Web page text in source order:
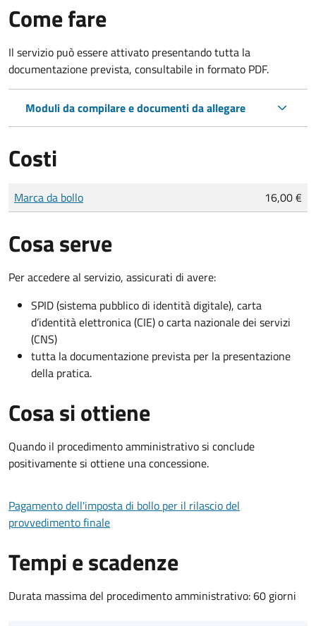
Come fare
Il servizio può essere attivato presentando tutta la
documentazione prevista, consultabile in formato PDF.
Moduli da compilare e documenti da allegare
Costi
Tipo di pagamento
Importo
Marca da bollo 16,00 €
Cosa serve
Per accedere al servizio, assicurati di avere:
SPID (sistema pubblico di identità digitale), carta
d’identità elettronica (CIE) o carta nazionale dei servizi
(CNS)
tutta la documentazione prevista per la presentazione
della pratica.
Cosa si ottiene
Quando il procedimento amministrativo si conclude
positivamente si ottiene una concessione.
Pagamento dell'imposta di bollo per il rilascio del
provvedimento finale
Tempi e scadenze
Durata massima del procedimento amministrativo: 60 giorni